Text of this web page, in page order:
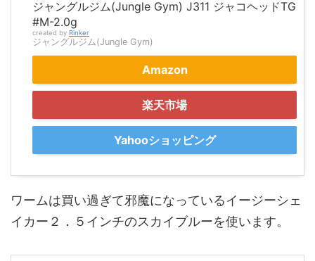
ジャングルジム(Jungle Gym) J311 ジャコヘッドTG
#M-2.0g
created by Rinker
ジャングルジム(Jungle Gym)
Amazon
楽天市場
Yahooショッピング
ワームは買い過ぎて邪魔になっているイージーシェ
イカー２．５インチのスカイブルーを使います。